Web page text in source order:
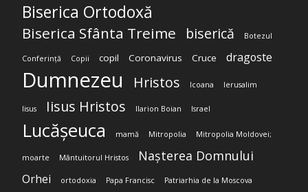
Biserica Ortodoxă
Biserica Sfânta Treime biserică Botezul
Conferință Copii copil Coronavirus Cruce dragoste
Dumnezeu Hristos Icoana Ierusalim
Iisus Iisus Hristos Ilarion Boian Israel
Lucășeuca mamă Mitropolia Mitropolia Moldovei;
moarte Mântuitorul Hristos Nașterea Domnului
Orhei ortodoxia Papa Francisc Patriarhia de la Moscova